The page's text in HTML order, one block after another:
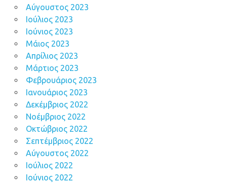
Αύγουστος 2023
Ιούλιος 2023
Ιούνιος 2023
Μάιος 2023
Απρίλιος 2023
Μάρτιος 2023
Φεβρουάριος 2023
Ιανουάριος 2023
Δεκέμβριος 2022
Νοέμβριος 2022
Οκτώβριος 2022
Σεπτέμβριος 2022
Αύγουστος 2022
Ιούλιος 2022
Ιούνιος 2022